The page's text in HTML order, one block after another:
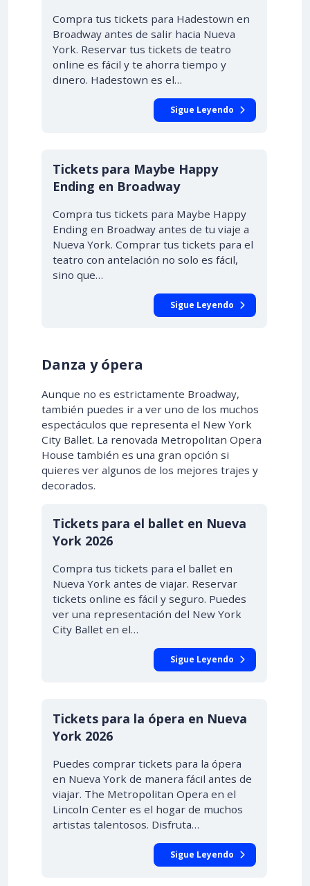
Compra tus tickets para Hadestown en
Broadway antes de salir hacia Nueva
York. Reservar tus tickets de teatro
online es fácil y te ahorra tiempo y
dinero. Hadestown es el…
Sigue Leyendo
Tickets para Maybe Happy
Ending en Broadway
Compra tus tickets para Maybe Happy
Ending en Broadway antes de tu viaje a
Nueva York. Comprar tus tickets para el
teatro con antelación no solo es fácil,
sino que…
Sigue Leyendo
Danza y ópera
Aunque no es estrictamente Broadway,
también puedes ir a ver uno de los muchos
espectáculos que representa el New York
City Ballet. La renovada Metropolitan Opera
House también es una gran opción si
quieres ver algunos de los mejores trajes y
decorados.
Tickets para el ballet en Nueva
York 2026
Compra tus tickets para el ballet en
Nueva York antes de viajar. Reservar
tickets online es fácil y seguro. Puedes
ver una representación del New York
City Ballet en el…
Sigue Leyendo
DESDE $56.00
Tickets para la ópera en Nueva
York 2026
Puedes comprar tickets para la ópera
en Nueva York de manera fácil antes de
viajar. The Metropolitan Opera en el
Lincoln Center es el hogar de muchos
artistas talentosos. Disfruta…
Sigue Leyendo